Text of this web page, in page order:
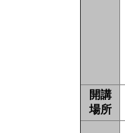
開講
場所